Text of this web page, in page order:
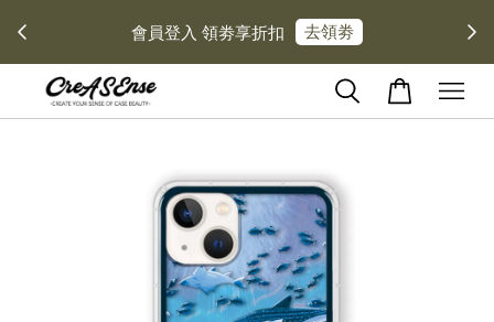
會員登入 領劵享折扣 去領劵